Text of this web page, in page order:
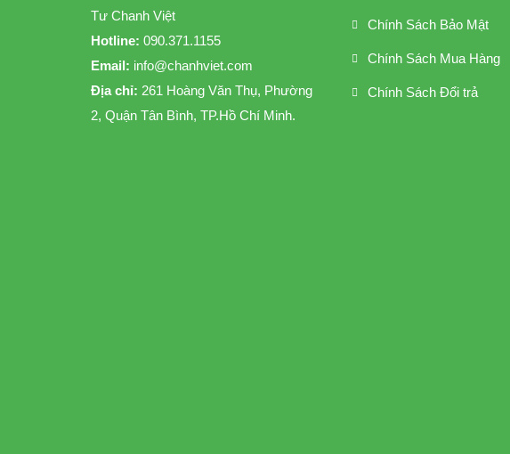
Tư Chanh Việt
Hotline: 090.371.1155
Email: info@chanhviet.com
Địa chỉ: 261 Hoàng Văn Thụ, Phường
2, Quận Tân Bình, TP.Hồ Chí Minh.
Chính Sách Bảo Mật
Chính Sách Mua Hàng
Chính Sách Đổi trả